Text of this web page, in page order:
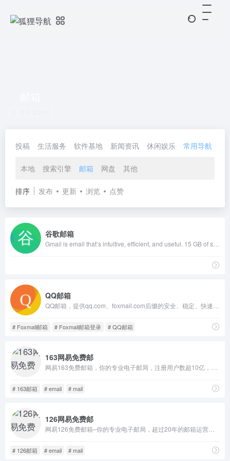
投稿 生活服务 软件基地 新闻资讯 休闲娱乐 常用导航
本地 搜索引擎 邮箱 网盘 其他
排序 发布 更新 浏览 点赞
谷歌邮箱
QQ邮箱
# Foxmail邮箱 # Foxmail邮箱登录 # QQ邮箱
163网易免费邮
# 163邮箱 # email # mail
126网易免费邮
# 126邮箱 # email # mail